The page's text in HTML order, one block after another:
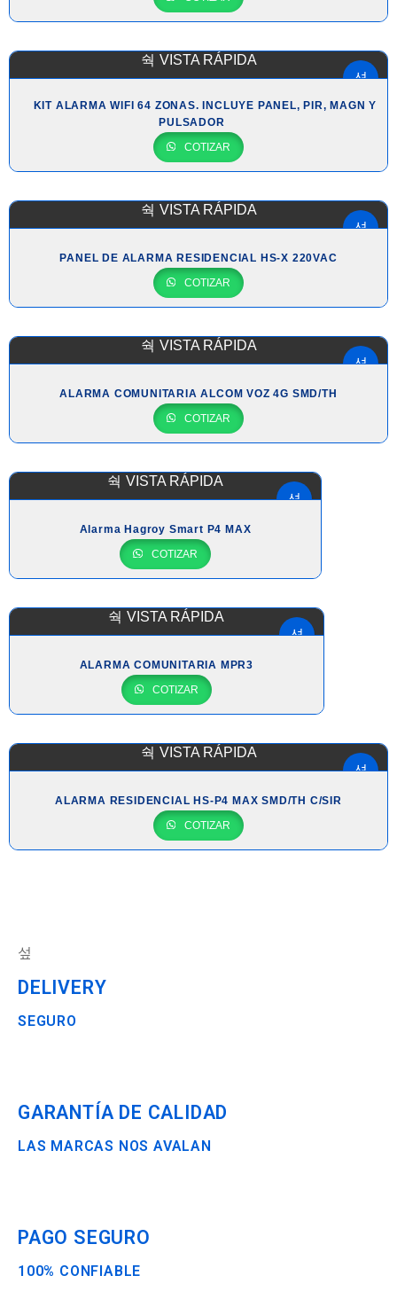
VISTA RÁPIDA
KIT ALARMA WIFI 64 ZONAS. INCLUYE PANEL, PIR, MAGN Y
PULSADOR
COTIZAR
VISTA RÁPIDA
PANEL DE ALARMA RESIDENCIAL HS-X 220VAC
COTIZAR
VISTA RÁPIDA
ALARMA COMUNITARIA ALCOM VOZ 4G SMD/TH
COTIZAR
VISTA RÁPIDA
Alarma Hagroy Smart P4 MAX
COTIZAR
VISTA RÁPIDA
ALARMA COMUNITARIA MPR3
COTIZAR
VISTA RÁPIDA
ALARMA RESIDENCIAL HS-P4 MAX SMD/TH C/SIR
COTIZAR
DELIVERY
SEGURO
GARANTÍA DE CALIDAD
LAS MARCAS NOS AVALAN
PAGO SEGURO
100% CONFIABLE